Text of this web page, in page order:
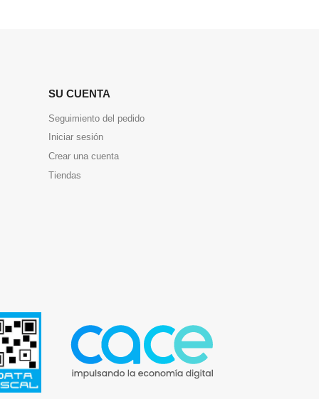
SU CUENTA
Seguimiento del pedido
Iniciar sesión
Crear una cuenta
Tiendas